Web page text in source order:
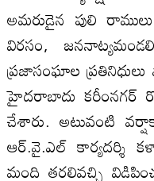
అమరుడైన పులి
విరసం,
ప్రజాసంఘాల ప్రతినిధులు
హైదరాబాదు కరీంనగర్‌
చేశారు. అటువంటి
ఆర్‌.వై.ఎల్‌ కార్యదర్శి
మంది తరలివచ్చి